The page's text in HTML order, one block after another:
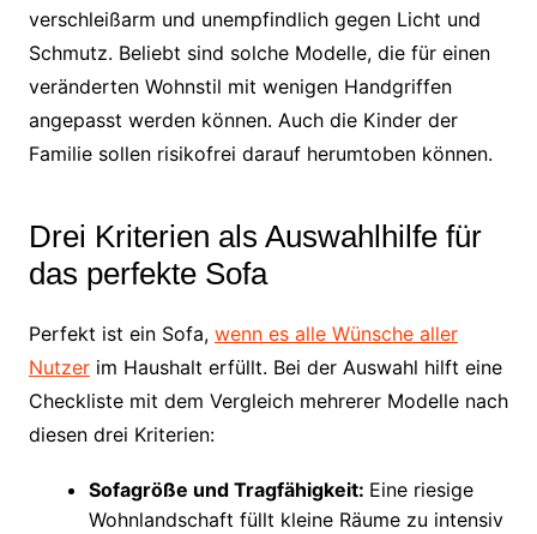
verschleißarm und unempfindlich gegen Licht und
Schmutz. Beliebt sind solche Modelle, die für einen
veränderten Wohnstil mit wenigen Handgriffen
angepasst werden können. Auch die Kinder der
Familie sollen risikofrei darauf herumtoben können.
Drei Kriterien als Auswahlhilfe für
das perfekte Sofa
Perfekt ist ein Sofa, wenn es alle Wünsche aller
Nutzerim Haushalt erfüllt. Bei der Auswahl hilft eine
Checkliste mit dem Vergleich mehrerer Modelle nach
diesen drei Kriterien:
Sofagröße und Tragfähigkeit: Eine riesige
Wohnlandschaft füllt kleine Räume zu intensiv